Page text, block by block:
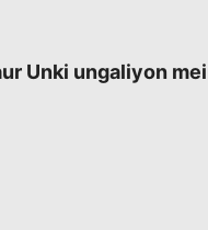
Unki ungaliyon